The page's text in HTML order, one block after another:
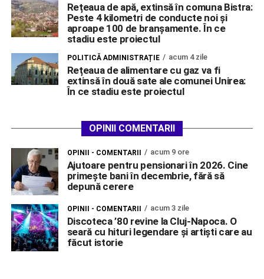
Rețeaua de apă, extinsă în comuna Bistra:
Peste 4 kilometri de conducte noi și
aproape 100 de branșamente. În ce
stadiu este proiectul
POLITICĂ ADMINISTRAȚIE acum 4 zile
Rețeaua de alimentare cu gaz va fi
extinsă în două sate ale comunei Unirea:
În ce stadiu este proiectul
OPINII COMENTARII
OPINII - COMENTARII acum 9 ore
Ajutoare pentru pensionari în 2026. Cine
primește bani în decembrie, fără să
depună cerere
OPINII - COMENTARII acum 3 zile
Discoteca ’80 revine la Cluj-Napoca. O
seară cu hituri legendare și artiști care au
făcut istorie